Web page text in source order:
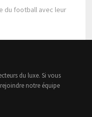
du football avec leur
du luxe. Si vous
notre équipe